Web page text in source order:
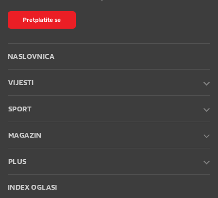
Pretplatite se
NASLOVNICA
VIJESTI
SPORT
MAGAZIN
PLUS
INDEX OGLASI